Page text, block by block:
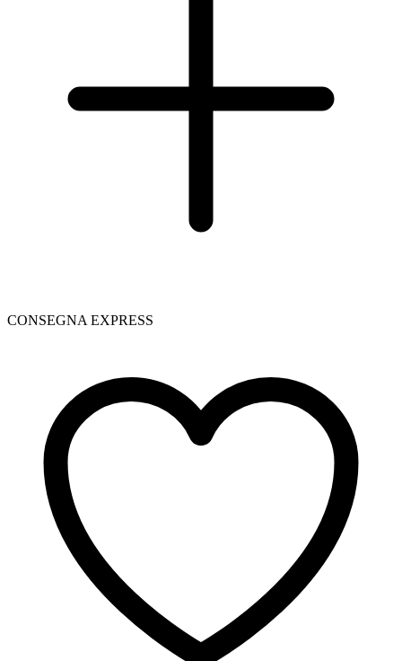
CONSEGNA EXPRESS